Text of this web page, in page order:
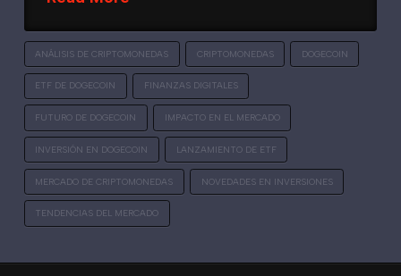
ANÁLISIS DE CRIPTOMONEDAS CRIPTOMONEDAS DOGECOIN
ETF DE DOGECOIN FINANZAS DIGITALES
FUTURO DE DOGECOIN IMPACTO EN EL MERCADO
INVERSIÓN EN DOGECOIN LANZAMIENTO DE ETF
MERCADO DE CRIPTOMONEDAS NOVEDADES EN INVERSIONES
TENDENCIAS DEL MERCADO